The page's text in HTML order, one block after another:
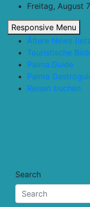
content
Freitag, August
Responsive Menu
Ältere News
Touristische
Palma.Guide
Palma
Reisen buchen
Search